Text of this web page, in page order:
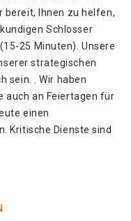
bereit, Ihnen zu helfen,
Schlosser
25 Minuten). Unsere
strategischen
sein. . Wir haben
auch an Feiertagen für
einen
Kritische Dienste sind